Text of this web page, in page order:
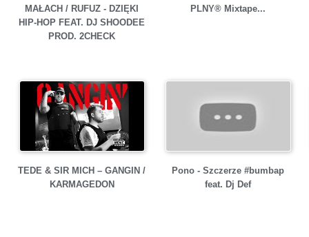
MAŁACH / RUFUZ - DZIĘKI
HIP-HOP FEAT. DJ SHOODEE
PROD. 2CHECK
PLNY® Mixtape...
TEDE & SIR MICH – GANGIN /
KARMAGEDON
Pono - Szczerze #bumbap
feat. Dj Def